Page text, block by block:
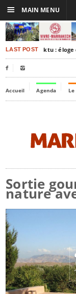
LAST POSTTimbuktu : éloge
 
Accueil Agenda Le
Sortie
nature
☰ MAIN MENU